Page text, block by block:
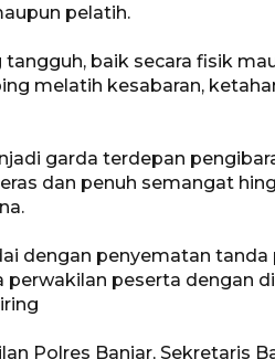
pelatih.
baik secara fisik
melatih kesabaran,
garda terdepan
dan penuh semangat
dengan penyematan
perwakilan peserta dengan
Polres Banjar, Sekretaris